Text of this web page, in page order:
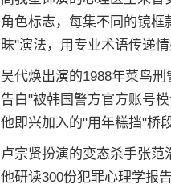
角色标志，每集不同的镜
昧"演法，用专业术语传递
吴代焕出演的1988年菜鸟
告白"被韩国警方官方账号
他即兴加入的"用年糕挡"桥
卢宗贤扮演的变态杀手张范
他研读300份犯罪心理学报